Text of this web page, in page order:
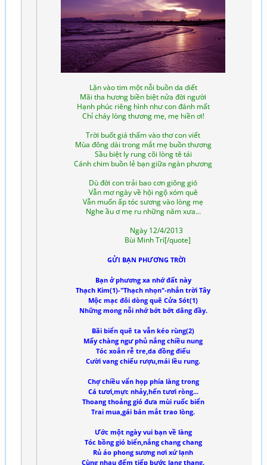
Lặn vào tim một nỗi buồn da diết
Mãi tha hương biền biệt nửa đời người
Hạnh phúc riêng hình như con đánh mất
Chỉ cháy lòng thương mẹ, mẹ hiền ơi!
Trời buốt giá thấm vào thơ con viết
Mùa đông dài trong mắt mẹ buồn thương
Sầu biệt ly rung cõi lòng tê tái
Cánh chim buồn lẻ bạn giữa ngàn phương
Dù đời con trải bao cơn giông gió
Vẫn mơ ngày về hội ngộ xóm quê
Vẫn muốn ấp tóc sương vào lòng mẹ
Nghe ầu ơ mẹ ru những năm xưa…
Ngày 12/4/2013
Bùi Minh Trí[/quote]
GỬI BẠN PHƯƠNG TRỜI
Bạn ở phương xa nhớ đất này
Thạch Kim(1)-"Thạch nhọn"-nhắn trời Tây
Mộc mạc đôi dòng quê Cửa Sót(1)
Những mong nỗi nhớ bớt bớt dâng đầy.
Bãi biển quê ta vẫn kéo rùng(2)
Mấy chàng ngư phủ nắng chiều nung
Tóc xoắn rễ tre,da đồng điếu
Cười vang chiếu rượu,mái lều rung.
Chợ chiều vẩn họp phía làng trong
Cá tươi,mực nhảy,hến tươi ròng...
Thoang thoảng gió đưa mùi ruốc biển
Trai mua,gái bán mắt trao lòng.
Ước một ngày vui bạn về làng
Tóc bồng gió biển,nắng chang chang
Rủ áo phong sương nơi xứ lạnh
Cùng nhau đếm tiếp bước lang thang.